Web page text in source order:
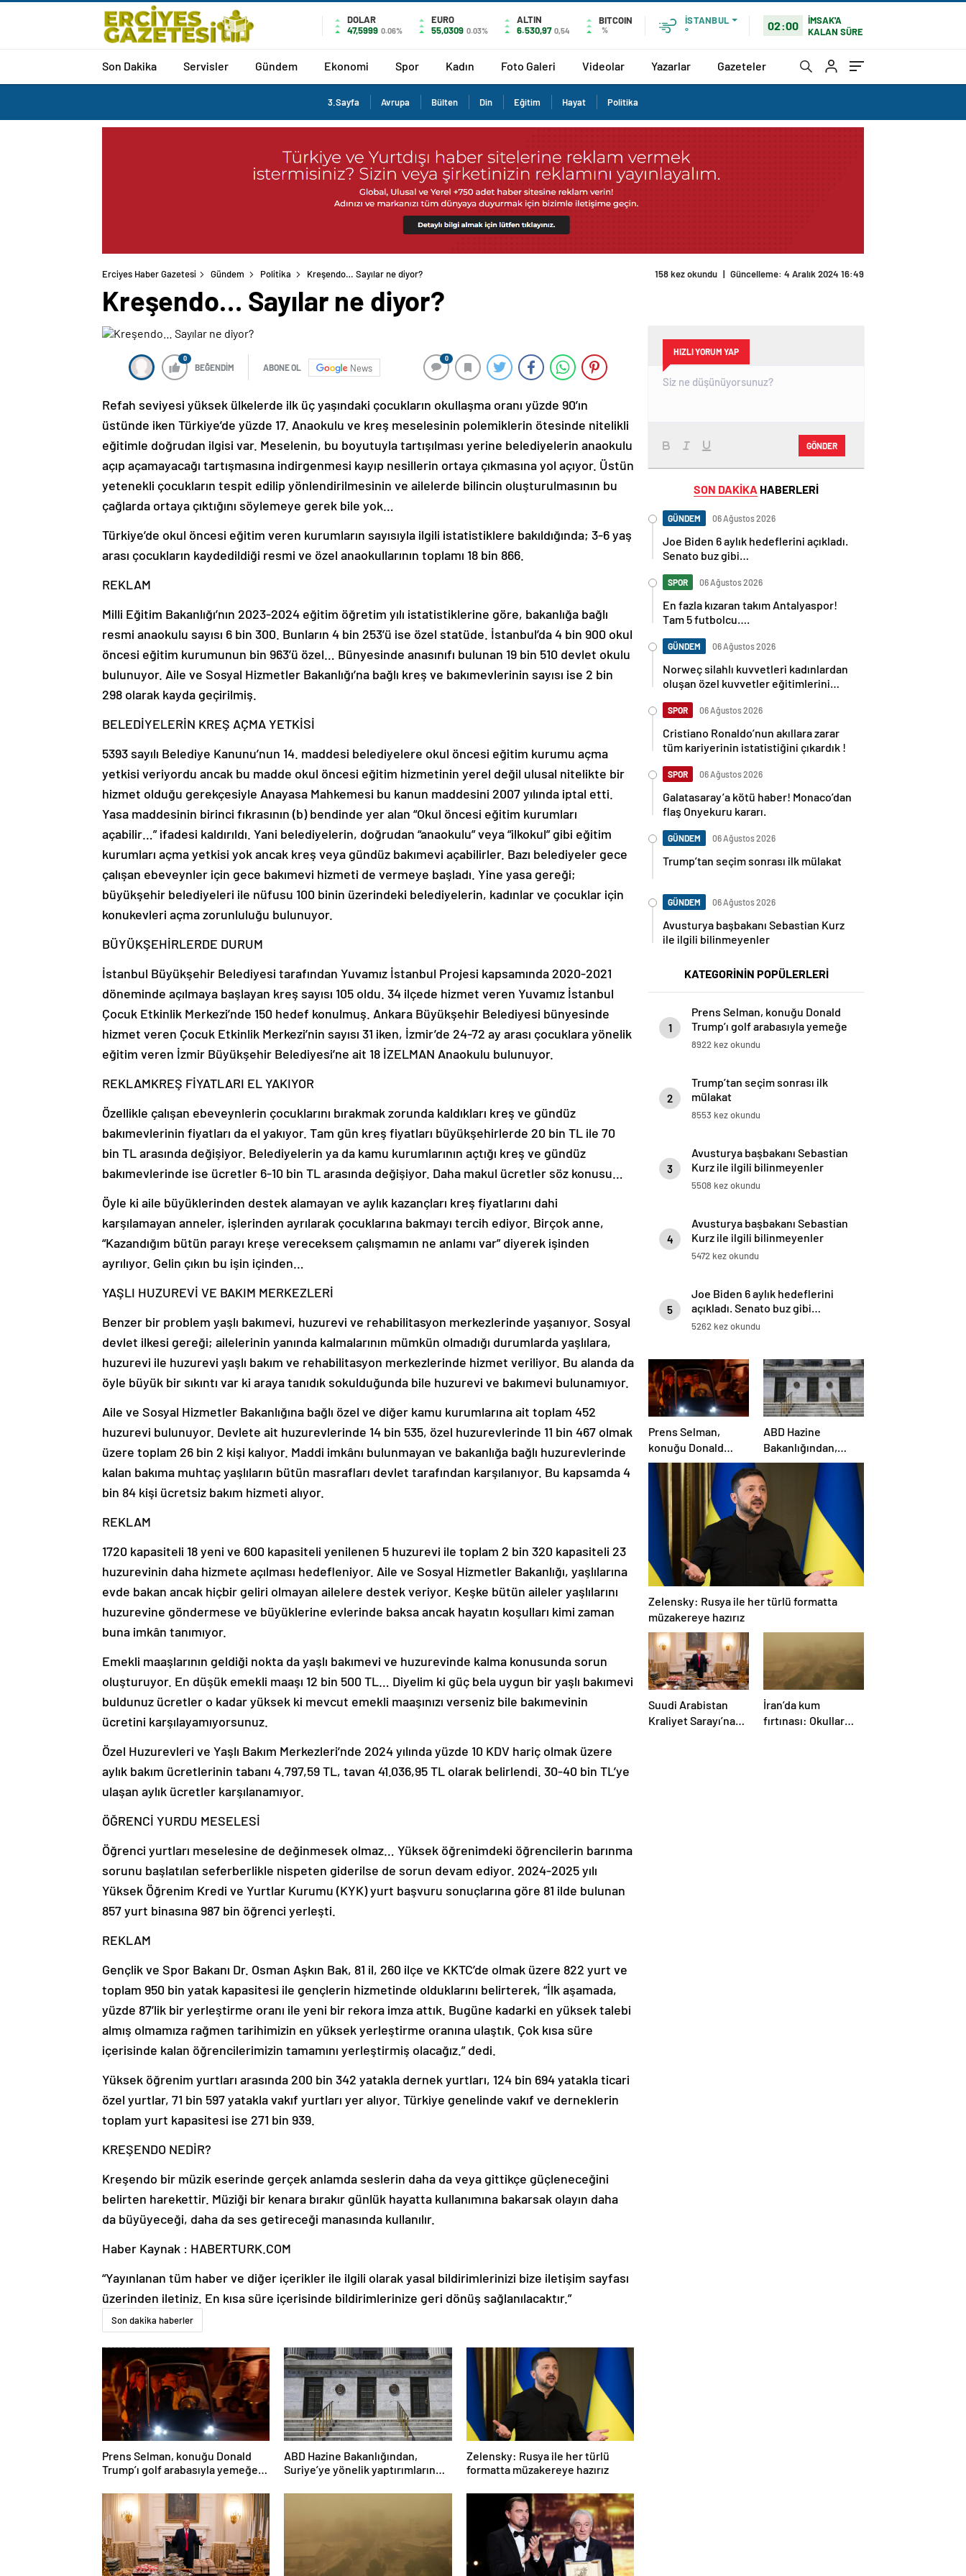
DOLAR
47,5999 0.06%
EURO
55,0309 0.03%
ALTIN
6.530,97 0,54
BITCOIN
%
İSTANBUL
°
02:00
İMSAK'A
KALAN SÜRE
Son Dakika Servisler Gündem Ekonomi Spor Kadın Foto Galeri Videolar Yazarlar Gazeteler
3.Sayfa Avrupa Bülten Din Eğitim Hayat Politika
Erciyes Haber Gazetesi Gündem Politika Kreşendo… Sayılar ne diyor? 158 kez okundu | Güncelleme: 4 Aralık 2024 16:49
Kreşendo… Sayılar ne diyor?
0
BEĞENDİM ABONE OL News
0
Refah seviyesi yüksek ülkelerde ilk üç yaşındaki çocukların okullaşma oranı yüzde 90’ın
üstünde iken Türkiye’de yüzde 17. Anaokulu ve kreş meselesinin polemiklerin ötesinde nitelikli
eğitimle doğrudan ilgisi var. Meselenin, bu boyutuyla tartışılması yerine belediyelerin anaokulu
açıp açamayacağı tartışmasına indirgenmesi kayıp nesillerin ortaya çıkmasına yol açıyor. Üstün
yetenekli çocukların tespit edilip yönlendirilmesinin ve ailelerde bilincin oluşturulmasının bu
çağlarda ortaya çıktığını söylemeye gerek bile yok…
Türkiye’de okul öncesi eğitim veren kurumların sayısıyla ilgili istatistiklere bakıldığında; 3-6 yaş
arası çocukların kaydedildiği resmi ve özel anaokullarının toplamı 18 bin 866.
REKLAM
Milli Eğitim Bakanlığı’nın 2023-2024 eğitim öğretim yılı istatistiklerine göre, bakanlığa bağlı
resmi anaokulu sayısı 6 bin 300. Bunların 4 bin 253’ü ise özel statüde. İstanbul’da 4 bin 900 okul
öncesi eğitim kurumunun bin 963’ü özel… Bünyesinde anasınıfı bulunan 19 bin 510 devlet okulu
bulunuyor. Aile ve Sosyal Hizmetler Bakanlığı’na bağlı kreş ve bakımevlerinin sayısı ise 2 bin
298 olarak kayda geçirilmiş.
BELEDİYELERİN KREŞ AÇMA YETKİSİ
5393 sayılı Belediye Kanunu’nun 14. maddesi belediyelere okul öncesi eğitim kurumu açma
yetkisi veriyordu ancak bu madde okul öncesi eğitim hizmetinin yerel değil ulusal nitelikte bir
hizmet olduğu gerekçesiyle Anayasa Mahkemesi bu kanun maddesini 2007 yılında iptal etti.
Yasa maddesinin birinci fıkrasının (b) bendinde yer alan “Okul öncesi eğitim kurumları
açabilir…” ifadesi kaldırıldı. Yani belediyelerin, doğrudan “anaokulu” veya “ilkokul” gibi eğitim
kurumları açma yetkisi yok ancak kreş veya gündüz bakımevi açabilirler. Bazı belediyeler gece
çalışan ebeveynler için gece bakımevi hizmeti de vermeye başladı. Yine yasa gereği;
büyükşehir belediyeleri ile nüfusu 100 binin üzerindeki belediyelerin, kadınlar ve çocuklar için
konukevleri açma zorunluluğu bulunuyor.
BÜYÜKŞEHİRLERDE DURUM
İstanbul Büyükşehir Belediyesi tarafından Yuvamız İstanbul Projesi kapsamında 2020-2021
döneminde açılmaya başlayan kreş sayısı 105 oldu. 34 ilçede hizmet veren Yuvamız İstanbul
Çocuk Etkinlik Merkezi’nde 150 hedef konulmuş. Ankara Büyükşehir Belediyesi bünyesinde
hizmet veren Çocuk Etkinlik Merkezi’nin sayısı 31 iken, İzmir’de 24-72 ay arası çocuklara yönelik
eğitim veren İzmir Büyükşehir Belediyesi’ne ait 18 İZELMAN Anaokulu bulunuyor.
REKLAMKREŞ FİYATLARI EL YAKIYOR
Özellikle çalışan ebeveynlerin çocuklarını bırakmak zorunda kaldıkları kreş ve gündüz
bakımevlerinin fiyatları da el yakıyor. Tam gün kreş fiyatları büyükşehirlerde 20 bin TL ile 70
bin TL arasında değişiyor. Belediyelerin ya da kamu kurumlarının açtığı kreş ve gündüz
bakımevlerinde ise ücretler 6-10 bin TL arasında değişiyor. Daha makul ücretler söz konusu…
Öyle ki aile büyüklerinden destek alamayan ve aylık kazançları kreş fiyatlarını dahi
karşılamayan anneler, işlerinden ayrılarak çocuklarına bakmayı tercih ediyor. Birçok anne,
“Kazandığım bütün parayı kreşe vereceksem çalışmamın ne anlamı var” diyerek işinden
ayrılıyor. Gelin çıkın bu işin içinden…
YAŞLI HUZUREVİ VE BAKIM MERKEZLERİ
Benzer bir problem yaşlı bakımevi, huzurevi ve rehabilitasyon merkezlerinde yaşanıyor. Sosyal
devlet ilkesi gereği; ailelerinin yanında kalmalarının mümkün olmadığı durumlarda yaşlılara,
huzurevi ile huzurevi yaşlı bakım ve rehabilitasyon merkezlerinde hizmet veriliyor. Bu alanda da
öyle büyük bir sıkıntı var ki araya tanıdık sokulduğunda bile huzurevi ve bakımevi bulunamıyor.
Aile ve Sosyal Hizmetler Bakanlığına bağlı özel ve diğer kamu kurumlarına ait toplam 452
huzurevi bulunuyor. Devlete ait huzurevlerinde 14 bin 535, özel huzurevlerinde 11 bin 467 olmak
üzere toplam 26 bin 2 kişi kalıyor. Maddi imkânı bulunmayan ve bakanlığa bağlı huzurevlerinde
kalan bakıma muhtaç yaşlıların bütün masrafları devlet tarafından karşılanıyor. Bu kapsamda 4
bin 84 kişi ücretsiz bakım hizmeti alıyor.
REKLAM
1720 kapasiteli 18 yeni ve 600 kapasiteli yenilenen 5 huzurevi ile toplam 2 bin 320 kapasiteli 23
huzurevinin daha hizmete açılması hedefleniyor. Aile ve Sosyal Hizmetler Bakanlığı, yaşlılarına
evde bakan ancak hiçbir geliri olmayan ailelere destek veriyor. Keşke bütün aileler yaşlılarını
huzurevine göndermese ve büyüklerine evlerinde baksa ancak hayatın koşulları kimi zaman
buna imkân tanımıyor.
Emekli maaşlarının geldiği nokta da yaşlı bakımevi ve huzurevinde kalma konusunda sorun
oluşturuyor. En düşük emekli maaşı 12 bin 500 TL… Diyelim ki güç bela uygun bir yaşlı bakımevi
buldunuz ücretler o kadar yüksek ki mevcut emekli maaşınızı verseniz bile bakımevinin
ücretini karşılayamıyorsunuz.
Özel Huzurevleri ve Yaşlı Bakım Merkezleri’nde 2024 yılında yüzde 10 KDV hariç olmak üzere
aylık bakım ücretlerinin tabanı 4.797,59 TL, tavan 41.036,95 TL olarak belirlendi. 30-40 bin TL’ye
ulaşan aylık ücretler karşılanamıyor.
ÖĞRENCİ YURDU MESELESİ
Öğrenci yurtları meselesine de değinmesek olmaz… Yüksek öğrenimdeki öğrencilerin barınma
sorunu başlatılan seferberlikle nispeten giderilse de sorun devam ediyor. 2024-2025 yılı
Yüksek Öğrenim Kredi ve Yurtlar Kurumu (KYK) yurt başvuru sonuçlarına göre 81 ilde bulunan
857 yurt binasına 987 bin öğrenci yerleşti.
REKLAM
Gençlik ve Spor Bakanı Dr. Osman Aşkın Bak, 81 il, 260 ilçe ve KKTC’de olmak üzere 822 yurt ve
toplam 950 bin yatak kapasitesi ile gençlerin hizmetinde olduklarını belirterek, “İlk aşamada,
yüzde 87’lik bir yerleştirme oranı ile yeni bir rekora imza attık. Bugüne kadarki en yüksek talebi
almış olmamıza rağmen tarihimizin en yüksek yerleştirme oranına ulaştık. Çok kısa süre
içerisinde kalan öğrencilerimizin tamamını yerleştirmiş olacağız.” dedi.
Yüksek öğrenim yurtları arasında 200 bin 342 yatakla dernek yurtları, 124 bin 694 yatakla ticari
özel yurtlar, 71 bin 597 yatakla vakıf yurtları yer alıyor. Türkiye genelinde vakıf ve derneklerin
toplam yurt kapasitesi ise 271 bin 939.
KREŞENDO NEDİR?
Kreşendo bir müzik eserinde gerçek anlamda seslerin daha da veya gittikçe güçleneceğini
belirten harekettir. Müziği bir kenara bırakır günlük hayatta kullanımına bakarsak olayın daha
da büyüyeceği, daha da ses getireceği manasında kullanılır.
Haber Kaynak : HABERTURK.COM
“Yayınlanan tüm haber ve diğer içerikler ile ilgili olarak yasal bildirimlerinizi bize iletişim sayfası
üzerinden iletiniz. En kısa süre içerisinde bildirimlerinize geri dönüş sağlanılacaktır.”
Son dakika haberler
Prens Selman, konuğu Donald
Trump’ı golf arabasıyla yemeğe
ABD Hazine Bakanlığından,
Suriye’ye yönelik yaptırımların
Zelensky: Rusya ile her türlü
formatta müzakereye hazırız
HIZLI YORUM YAP
GÖNDER
SON DAKİKA HABERLERİ
GÜNDEM 06 Ağustos 2026
Joe Biden 6 aylık hedeflerini açıkladı.
Senato buz gibi…
SPOR 06 Ağustos 2026
En fazla kızaran takım Antalyaspor!
Tam 5 futbolcu….
GÜNDEM 06 Ağustos 2026
Norweç silahlı kuvvetleri kadınlardan
oluşan özel kuvvetler eğitimlerini
SPOR 06 Ağustos 2026
Cristiano Ronaldo’nun akıllara zarar
tüm kariyerinin istatistiğini çıkardık !
SPOR 06 Ağustos 2026
Galatasaray’a kötü haber! Monaco’dan
flaş Onyekuru kararı.
GÜNDEM 06 Ağustos 2026
Trump’tan seçim sonrası ilk mülakat
GÜNDEM 06 Ağustos 2026
Avusturya başbakanı Sebastian Kurz
ile ilgili bilinmeyenler
KATEGORİNİN POPÜLERLERİ
1
Prens Selman, konuğu Donald
Trump’ı golf arabasıyla yemeğe
götürdü
8922 kez okundu
2
Trump’tan seçim sonrası ilk
mülakat
8553 kez okundu
3
Avusturya başbakanı Sebastian
Kurz ile ilgili bilinmeyenler
5508 kez okundu
4
Avusturya başbakanı Sebastian
Kurz ile ilgili bilinmeyenler
5472 kez okundu
5
Joe Biden 6 aylık hedeflerini
açıkladı. Senato buz gibi…
5262 kez okundu
Prens Selman,
konuğu Donald
Trump’ı golf
arabasıyla yemeğe
götürdü
ABD Hazine
Bakanlığından,
Suriye’ye yönelik
yaptırımların
hafifletilmesi için
adım
Zelensky: Rusya ile her türlü formatta
müzakereye hazırız
Suudi Arabistan
Kraliyet Sarayı’na
İran’da kum
fırtınası: Okullar